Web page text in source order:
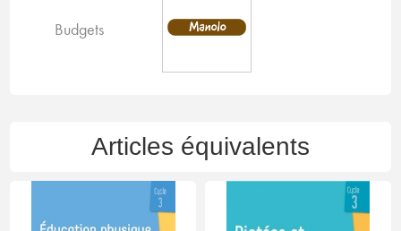
Budgets
Articles équivalents